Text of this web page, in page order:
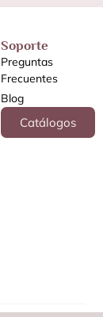
Soporte
Preguntas
Frecuentes
Blog
Catálogos